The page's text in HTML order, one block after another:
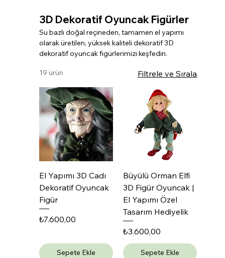
3D Dekoratif Oyuncak Figürler
Su bazlı doğal reçineden, tamamen el yapımı
olarak üretilen, yüksek kaliteli dekoratif 3D
dekoratif oyuncak figürlerimizi keşfedin.
19 ürün Filtrele ve Sırala
El Yapımı 3D Cadı
Dekoratif Oyuncak
Figür
Fiyat
₺7.600,00
Sepete Ekle
Büyülü Orman Elfi
3D Figür Oyuncak |
El Yapımı Özel
Tasarım Hediyelik
Fiyat
₺3.600,00
Sepete Ekle